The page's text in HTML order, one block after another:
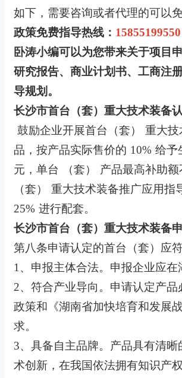
如下，需要咨询或者代理的可以
政策免费指导热线： 15855199550
卧涛小编可以为您带来关于项目
研究报告、商业计划书、工商注
导规划。
长沙市首台（套）重大技术装备
鼓励企业开展首台（套）
重大技
品，按产品实际售价的 10% 给予
元，单台 （套） 产品最高补助
（套） 重大技术装备推广应用
25% 进行配套。
长沙市首台（套）重大技术装备
第八条申请认定的首台（套）应
1 、申报主体合法。申报企业应
2、符合产业导向。申请认定产
政策和《湖南省加快培育和发展
求。
3、具备自主品牌。产品具有清
术创新，在我国依法拥有知识产